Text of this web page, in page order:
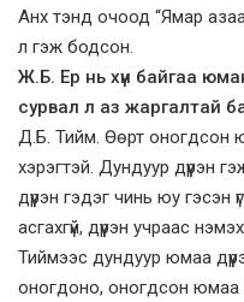
Анх тэнд очоод “Ямар
л гэж бодсон.
Ж.Б. Ер нь хүн байгаа
сурвал л аз жаргалтай
Д.Б. Тийм. Өөрт оногдсон
хэрэгтэй. Дундуур дүүрэн
дүүрэн гэдэг чинь юу гэсэн
асгахгүй, дүүрэн учраас
Тиймээс дундуур юмаа
оногдоно, оногдсон юмаа